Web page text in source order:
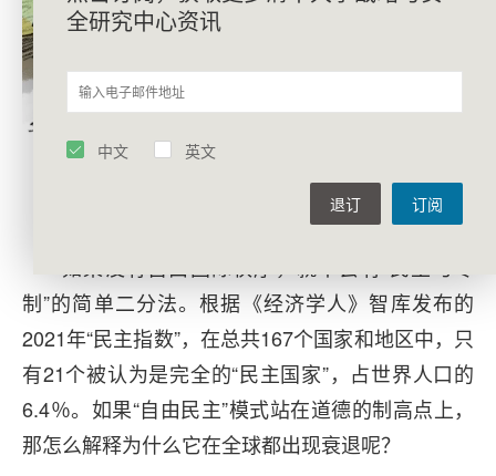
中国正在挑战美国领导下的“自由国际秩
制”的简单二分法。根据《经济学人》智库发布的
2021年“民主指数”，在总共167个国家和地区中，只
有21个被认为是完全的“民主国家”，占世界人口的
6.4％。如果“自由民主”模式站在道德的制高点上，
那怎么解释为什么它在全球都出现衰退呢？
全研究中心资讯
中文 英文
订阅
退订